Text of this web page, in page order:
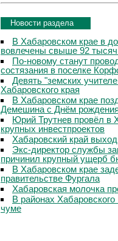
Новости раздела
В Хабаровском крае в
вовлечены свыше 92 тысяч
По-новому станут
состязания в поселке
Девять "земских
Хабаровского края
В Хабаровском крае
Демешина с Днём
Юрий Трутнев провёл в
крупных инвестпроектов
Хабаровский край
Экс-директор службы
причинил крупный ущерб
В Хабаровском крае
правительстве Фургала
Хабаровская молочка
В районах
чуме